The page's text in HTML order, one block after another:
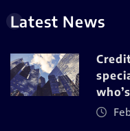
Latest News